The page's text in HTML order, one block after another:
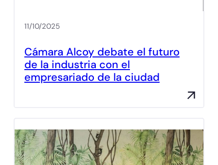
11/10/2025
Cámara Alcoy debate el futuro
de la industria con el
empresariado de la ciudad